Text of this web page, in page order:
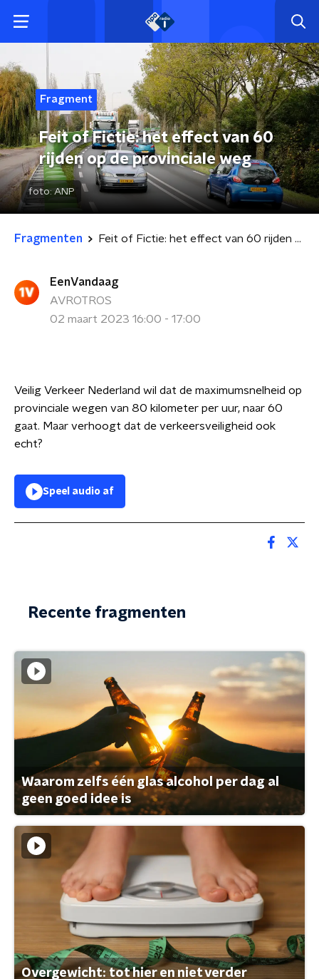
Fragment
Feit of Fictie: het effect van 60
rijden op de provinciale weg
foto:ANP
Fragmenten Feit of Fictie: het effect van 60 rijden op de provinciale weg
EenVandaag
AVROTROS
02 maart 2023 16:00 - 17:00
Veilig Verkeer Nederland wil dat de maximumsnelheid op
provinciale wegen van 80 kilometer per uur, naar 60
gaat. Maar verhoogt dat de verkeersveiligheid ook
echt?
Speel audio af
Recente fragmenten
Waarom zelfs één glas alcohol per dag al
geen goed idee is
Overgewicht: tot hier en niet verder